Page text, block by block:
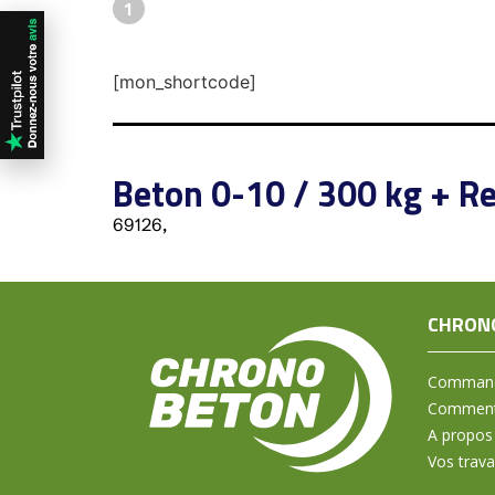
1
[mon_shortcode]
Beton 0-10 / 300 kg +
69126,
A propos
Vos